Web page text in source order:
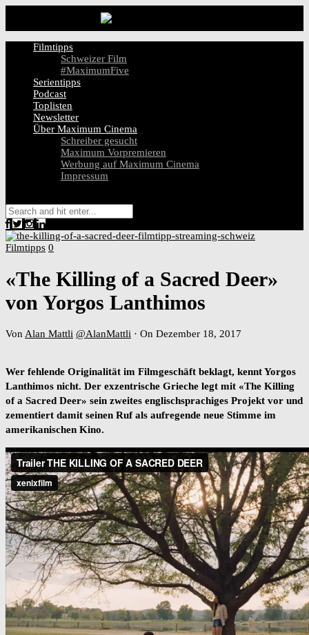
Filmtipps
Schweizer Film
#MaximumFive
Serientipps
Podcast
Toplisten
Newsletter
Über Maximum Cinema
Schreiber gesucht
Maximum Vorpremieren
Werbung auf Maximum Cinema
Impressum
Filmtipps 0
«The Killing of a Sacred Deer»
von Yorgos Lanthimos
Von Alan Mattli @AlanMattli · On Dezember 18, 2017
Wer fehlende Originalität im Filmgeschäft beklagt, kennt Yorgos
Lanthimos nicht. Der exzentrische Grieche legt mit «The Killing
of a Sacred Deer» sein zweites englischsprachiges Projekt vor und
zementiert damit seinen Ruf als aufregende neue Stimme im
amerikanischen Kino.